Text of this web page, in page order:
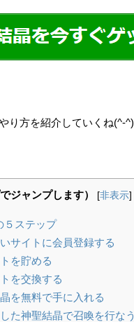
り方を紹介していくね(^-^)
ジャンプします） [非表示]
５ステップ
サイトに会員登録する
を貯める
を交換する
を無料で手に入れる
た神聖結晶で召喚を行なう